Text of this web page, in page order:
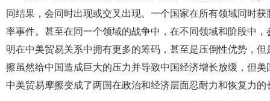
同结果，会同时出现或交叉出现。一个国家在所有领域同时
率事件。甚至在同一个领域的战争中，在不同领域和阶段中
明在中美贸易关系中拥有更多的筹码，甚至是压倒性优势，
擦虽然给中国造成巨大的压力并导致中国经济增长放缓，但
中美贸易摩擦变成了两国在政治和经济层面忍耐力和恢复力的